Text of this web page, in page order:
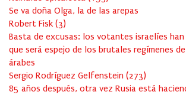
Se va doña Olga, la de las arepas
Robert Fisk (3)
Basta de excusas: los votantes israelíes
que será espejo de los brutales regímenes
árabes
Sergio Rodríguez Gelfenstein (273)
85 años después, otra vez Rusia está